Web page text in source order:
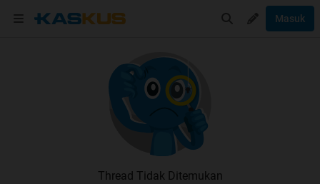
Masuk
Thread Tidak Ditemukan